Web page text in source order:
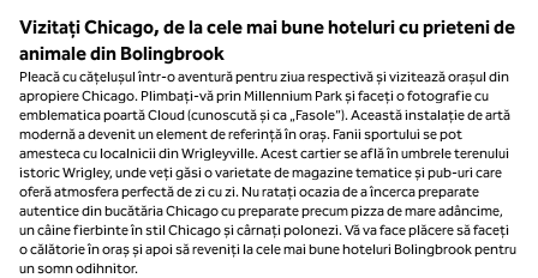
Vizitați Chicago, de la cele mai bune hoteluri cu prieteni de
animale din Bolingbrook
Pleacă cu cățelușul într-o aventură pentru ziua respectivă și vizitează orașul din
apropiere Chicago. Plimbați-vă prin Millennium Park și faceți o fotografie cu
emblematica poartă Cloud (cunoscută și ca „Fasole”). Această instalație de artă
modernă a devenit un element de referință în oraș. Fanii sportului se pot
amesteca cu localnicii din Wrigleyville. Acest cartier se află în umbrele terenului
istoric Wrigley, unde veți găsi o varietate de magazine tematice și pub-uri care
oferă atmosfera perfectă de zi cu zi. Nu ratați ocazia de a încerca preparate
autentice din bucătăria Chicago cu preparate precum pizza de mare adâncime,
un câine fierbinte în stil Chicago și cârnați polonezi. Vă va face plăcere să faceți
o călătorie în oraș și apoi să reveniți la cele mai bune hoteluri Bolingbrook pentru
un somn odihnitor.